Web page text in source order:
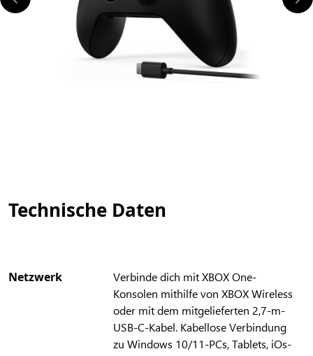
Technische Daten
Netzwerk
Verbinde dich mit XBOX One-
Konsolen mithilfe von XBOX Wireless
oder mit dem mitgelieferten 2,7-m-
USB-C-Kabel. Kabellose Verbindung
zu Windows 10/11-PCs, Tablets, iOs-